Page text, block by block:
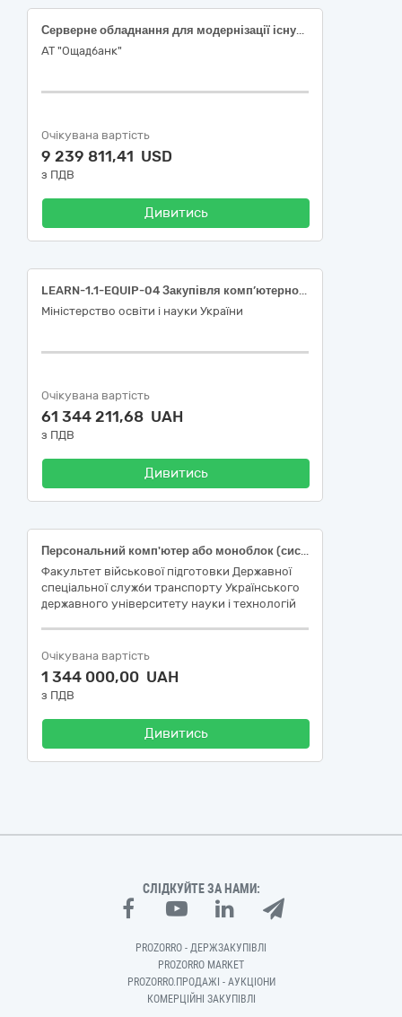
Серверне обладнання для модернізації існуючого апаратно-програмного комплексу «Система резервного копіювання та відновлення даних в АТ «Ощадбанк»
АТ "Ощадбанк"
Очікувана вартість
9 239 811,41 USD
з ПДВ
Дивитись
LEARN-1.1-EQUIP-04 Закупівля комп’ютерного обладнання
Міністерство освіти і науки України
Очікувана вартість
61 344 211,68 UAH
з ПДВ
Дивитись
Персональний комп'ютер або моноблок (системний блок/неттоп, монітор, клавіатура, маніпулятор "миша", операційна система W11)
Факультет військової підготовки Державної
спеціальної служби транспорту Українського
державного університету науки і технологій
Очікувана вартість
1 344 000,00 UAH
з ПДВ
Дивитись
СЛІДКУЙТЕ ЗА НАМИ:
PROZORRO - ДЕРЖЗАКУПІВЛІ
PROZORRO MARKET
PROZORRO.ПРОДАЖІ - АУКЦІОНИ
КОМЕРЦІЙНІ ЗАКУПІВЛІ